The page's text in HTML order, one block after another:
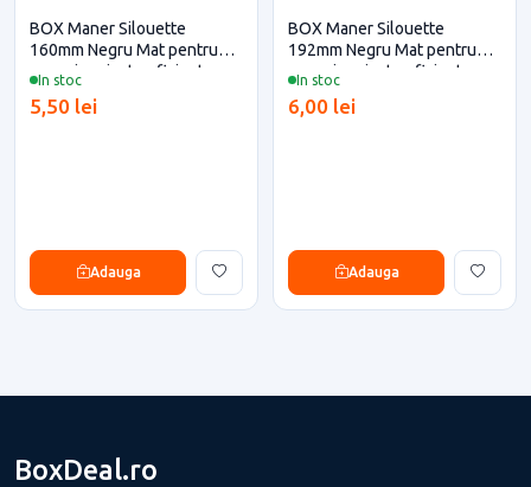
In stoc
BOX Maner Silouette
160mm Negru Mat pentru
casa si proiecte eficiente
5,50 lei
Adauga
In stoc
BOX Maner Silouette
192mm Negru Mat pentru
casa si proiecte eficiente
6,00 lei
Adauga
BoxDeal.ro